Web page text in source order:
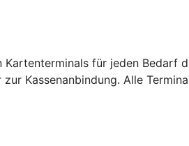
für jeden Bedarf
Kassenanbindung. Alle